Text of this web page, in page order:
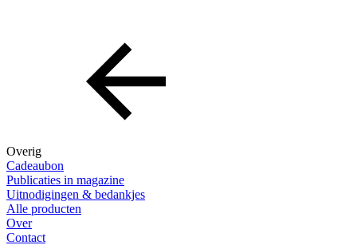
Overig
Cadeaubon
Publicaties in magazine
Uitnodigingen & bedankjes
Alle producten
Over
Contact